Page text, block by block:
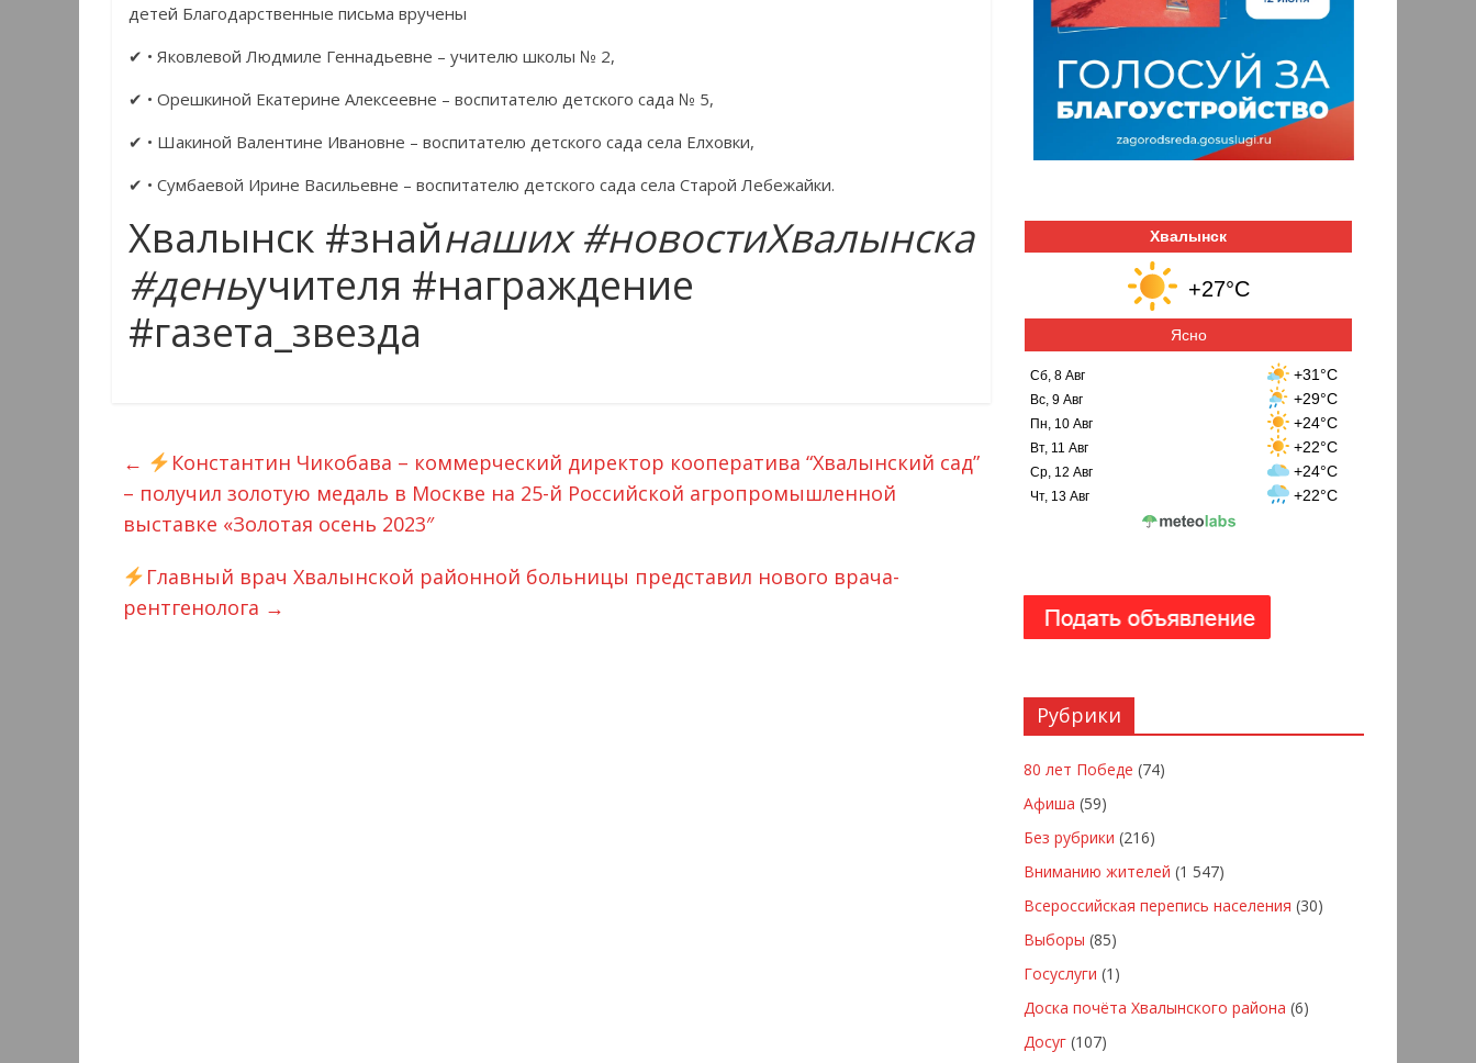
детей Благодарственные письма вручены
✔ • Яковлевой Людмиле Геннадьевне – учителю школы № 2,
✔ • Орешкиной Екатерине Алексеевне – воспитателю детского сада № 5,
✔ • Шакиной Валентине Ивановне – воспитателю детского сада села Елховки,
✔ • Сумбаевой Ирине Васильевне – воспитателю детского сада села Старой Лебежайки.
Хвалынск #знайнаших #новостиХвалынска
#деньучителя #награждение
#газета_звезда
←
Константин Чикобава – коммерческий директор кооператива “Хвалынский сад”
– получил золотую медаль в Москве на 25-й Российской агропромышленной
выставке «Золотая осень 2023″
Главный врач Хвалынской районной больницы представил нового врача-
рентгенолога →
Хвалынск
+27°C
Ясно
Сб, 8 Авг +31°C
Вс, 9 Авг +29°C
Пн, 10 Авг +24°C
Вт, 11 Авг +22°C
Ср, 12 Авг +24°C
Чт, 13 Авг +22°C
Рубрики
80 лет Победе (74)
Афиша (59)
Без рубрики (216)
Вниманию жителей (1 547)
Всероссийская перепись населения (30)
Выборы (85)
Госуслуги (1)
Доска почёта Хвалынского района (6)
Досуг (107)